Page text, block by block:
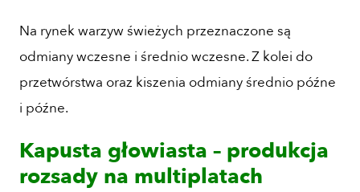
Na rynek warzyw świeżych przeznaczone są
odmiany wczesne i średnio wczesne. Z kolei do
przetwórstwa oraz kiszenia odmiany średnio późne
i późne.
Kapusta głowiasta – produkcja
rozsady na multiplatach